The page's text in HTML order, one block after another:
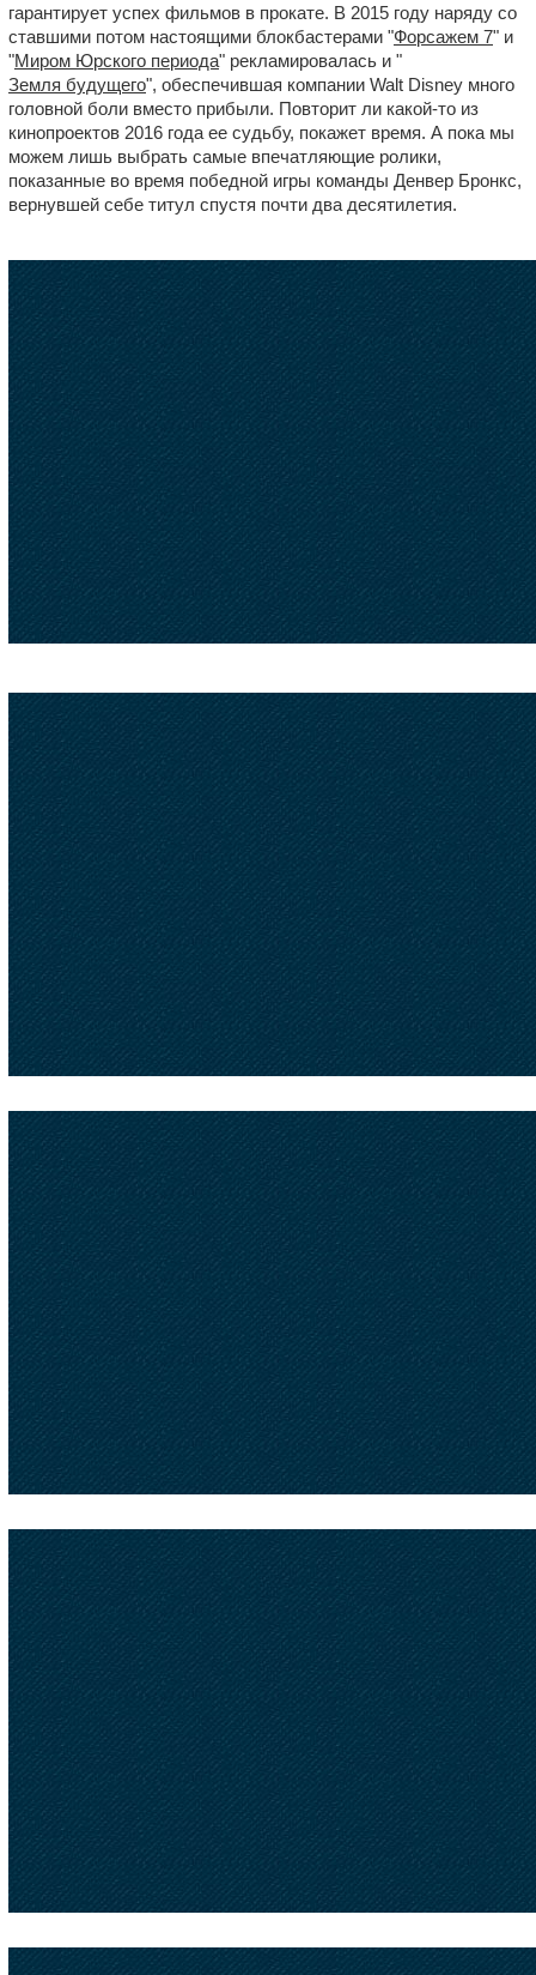
гарантирует успех фильмов в прокате. В 2015 году наряду со
ставшими потом настоящими блокбастерами "Форсажем 7" и
"Миром Юрского периода" рекламировалась и "
Земля будущего", обеспечившая компании Walt Disney много
головной боли вместо прибыли. Повторит ли какой-то из
кинопроектов 2016 года ее судьбу, покажет время. А пока мы
можем лишь выбрать самые впечатляющие ролики,
показанные во время победной игры команды Денвер Бронкс,
вернувшей себе титул спустя почти два десятилетия.